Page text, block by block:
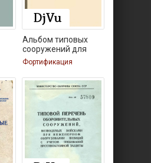
Альбом типовых
сооружений для
Фортификация